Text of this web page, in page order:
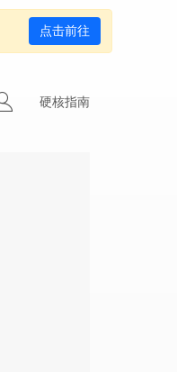
点击前往
硬核指南